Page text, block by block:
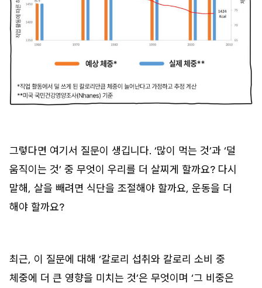
그렇다면 여기서 질문이 생깁니다. ‘많이 먹는 것’과 ‘덜
움직이는 것’ 중 무엇이 우리를 더 살찌게 할까요? 다시
말해, 살을 빼려면 식단을 조절해야 할까요, 운동을 더
해야 할까요?
최근, 이 질문에 대해 ‘칼로리 섭취와 칼로리 소비 중
체중에 더 큰 영향을 미치는 것’은 무엇이며 ‘그 비중은